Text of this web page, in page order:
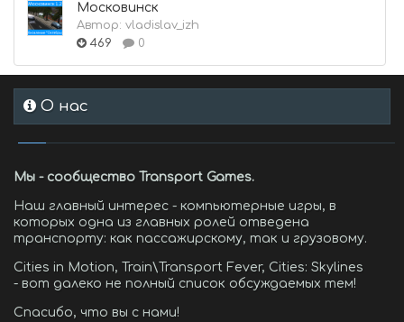
Московинск
Автор: vladislav_izh
469
0
О нас
Мы - сообщество Transport Games.
Наш главный интерес - компьютерные игры, в
которых одна из главных ролей отведена
транспорту: как пассажирскому, так и грузовому.
Cities in Motion, Train\Transport Fever, Cities: Skylines
- вот далеко не полный список обсуждаемых тем!
Спасибо, что вы с нами!